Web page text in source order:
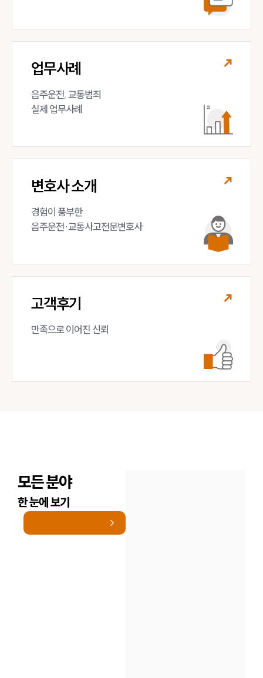
업무사례
음주운전, 교통범죄
실제 업무사례
변호사 소개
경험이 풍부한
음주운전·교통사고전문변호사
고객후기
만족으로 이어진 신뢰
모든 분야
한 눈에 보기